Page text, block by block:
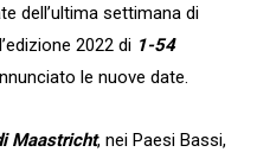
dell’ultima settimana di
2022 di 1-54
le nuove date.
Maastricht, nei Paesi Bassi,